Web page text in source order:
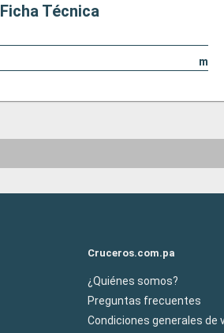
Ficha Técnica
m
Cruceros.com.pa
¿Quiénes somos?
Preguntas frecuentes
Condiciones generales de